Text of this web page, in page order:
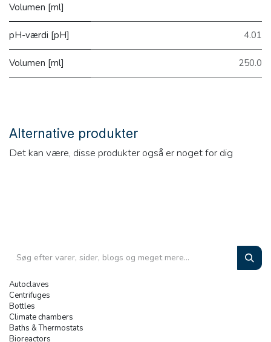
Volumen [ml]
pH-værdi [pH] 4.01
Volumen [ml] 250.0
Alternative produkter
Det kan være, disse produkter også er noget for dig
Autoclaves
Centrifuges
Bottles
Climate chambers
Baths & Thermostats
Bioreactors